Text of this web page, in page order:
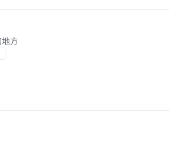
者简介】 作者：幻梦猎人，起点中文网作者，代表
容所》《诡异分解指南》《天灾疯人院》《基因收容
址】 百度：
s/1CTpsB1_Ju5NwzAhO0MvwZQ?pwd=9a1v
s/ffe07719ebb3?pwd=aUYh 移动：
方